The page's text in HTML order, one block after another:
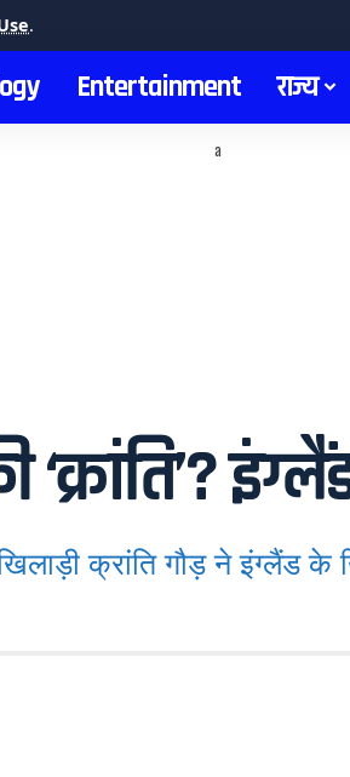
.
Entertainment राज्य
a
क्रांति गौड़ ने इंग्लैंड